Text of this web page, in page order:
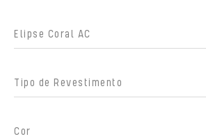
Tipo de Revestimento
Cor